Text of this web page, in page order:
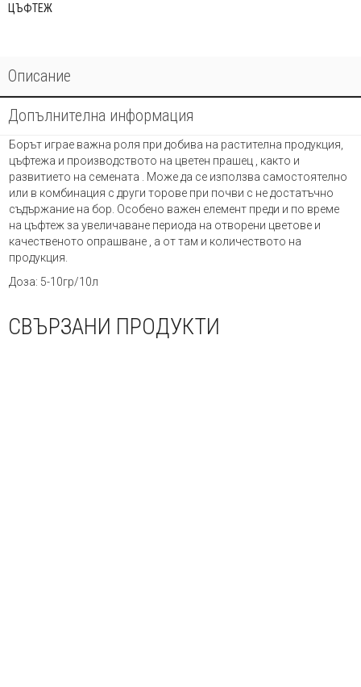
ЦЪФТЕЖ
Описание
Допълнителна информация
Борът играе важна роля при добива на растителна продукция,
цъфтежа и производството на цветен прашец , както и
развитието на семената . Може да се използва самостоятелно
или в комбинация с други торове при почви с не достатъчно
съдържание на бор. Особено важен елемент преди и по време
на цъфтеж за увеличаване периода на отворени цветове и
качественото опрашване , а от там и количеството на
продукция.
Доза: 5-10гр/10л
СВЪРЗАНИ ПРОДУКТИ